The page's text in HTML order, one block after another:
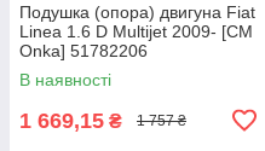
Подушка (опора) двигуна Fiat
Linea 1.6 D Multijet 2009- [СМ
Onka] 51782206
В наявності
1 669,15 ₴ 1 757 ₴